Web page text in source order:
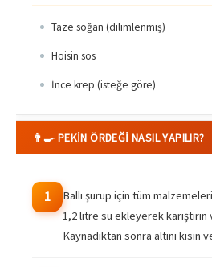
Taze soğan (dilimlenmiş)
Hoisin sos
İnce krep (isteğe göre)
👨‍🍳 PEKIN ÖRDEĞI NASIL YAPILIR?
1
Ballı şurup için tüm
1,2 litre su ekleyerek karıştırın
Kaynadıktan sonra altını kısın